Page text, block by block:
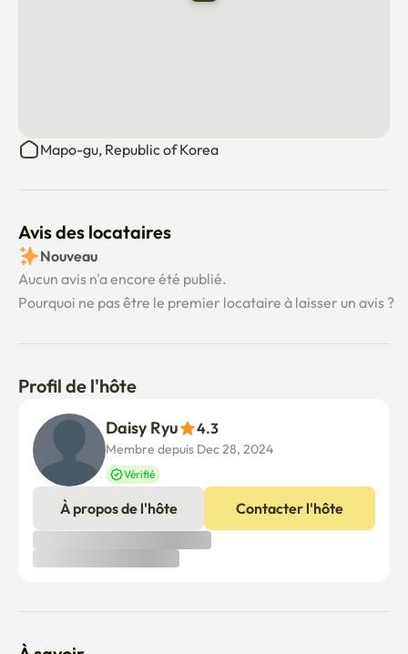
Mapo-gu, Republic of Korea
Avis des locataires
Nouveau
Aucun avis n'a encore été publié.
Pourquoi ne pas être le premier locataire à laisser un avis ?
Profil de l'hôte
Daisy Ryu 4.3
Membre depuis Dec 28, 2024
Vérifié
À propos de l'hôte Contacter l'hôte
À savoir